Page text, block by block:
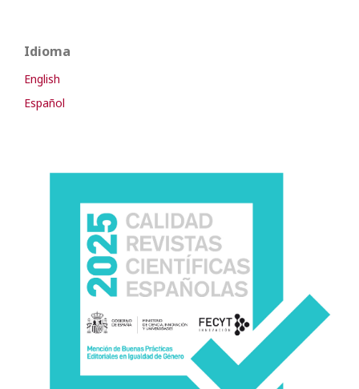
Idioma
English
Español